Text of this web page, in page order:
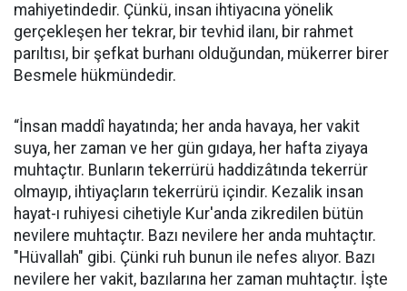
mahiyetindedir. Çünkü, insan ihtiyacına yönelik
gerçekleşen her tekrar, bir tevhid ilanı, bir rahmet
parıltısı, bir şefkat burhanı olduğundan, mükerrer birer
Besmele hükmündedir.
“İnsan maddî hayatında; her anda havaya, her vakit
suya, her zaman ve her gün gıdaya, her hafta ziyaya
muhtaçtır. Bunların tekerrürü haddizâtında tekerrür
olmayıp, ihtiyaçların tekerrürü içindir. Kezalik insan
hayat-ı ruhiyesi cihetiyle Kur'anda zikredilen bütün
nevilere muhtaçtır. Bazı nevilere her anda muhtaçtır.
"Hüvallah" gibi. Çünki ruh bunun ile nefes alıyor. Bazı
nevilere her vakit, bazılarına her zaman muhtaçtır. İşte